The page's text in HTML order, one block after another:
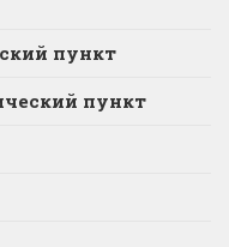
пункт
пункт